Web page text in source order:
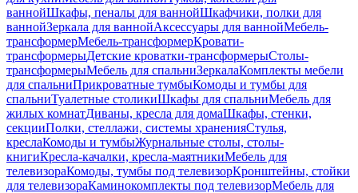
ваннойШкафы, пеналы для ваннойШкафчики, полки для
ваннойЗеркала для ваннойАксессуары для ваннойМебель-
трансформерМебель-трансформерКровати-
трансформерыДетские кроватки-трансформерыСтолы-
трансформерыМебель для спальниЗеркалаКомплекты мебели
для спальниПрикроватные тумбыКомоды и тумбы для
спальниТуалетные столикиШкафы для спальниМебель для
жилых комнатДиваны, кресла для домаШкафы, стенки,
секцииПолки, стеллажи, системы храненияСтулья,
креслаКомоды и тумбыЖурнальные столы, столы-
книгиКресла-качалки, кресла-маятникиМебель для
телевизораКомоды, тумбы под телевизорКронштейны, стойки
для телевизораКаминокомплекты под телевизорМебель для